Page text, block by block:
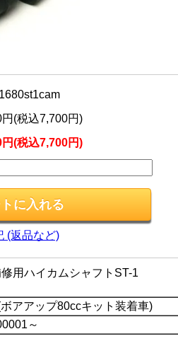
(税込7,700円)
(税込7,700円)
(返品など)
用ハイカムシャフトST-1
アアップ80ccキット装着車)
～